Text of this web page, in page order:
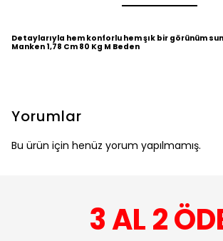
Detaylarıyla hem konforlu hem şık bir görünüm
Manken 1,78 Cm 80 Kg M Beden
Yorumlar
Bu ürün için henüz yorum yapılmamış.
3 AL 2